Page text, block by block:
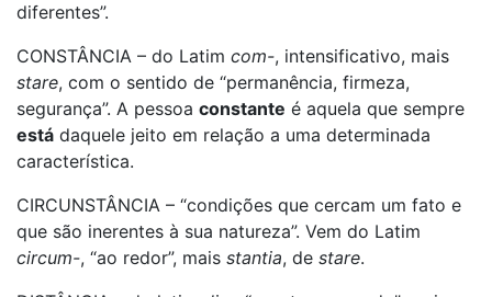
diferentes”.
CONSTÂNCIA – do Latim com-, intensificativo, mais
stare, com o sentido de “permanência, firmeza,
segurança”. A pessoa constante é aquela que sempre
está daquele jeito em relação a uma determinada
característica.
CIRCUNSTÂNCIA – “condições que cercam um fato e
que são inerentes à sua natureza”. Vem do Latim
circum-, “ao redor”, mais stantia, de stare.